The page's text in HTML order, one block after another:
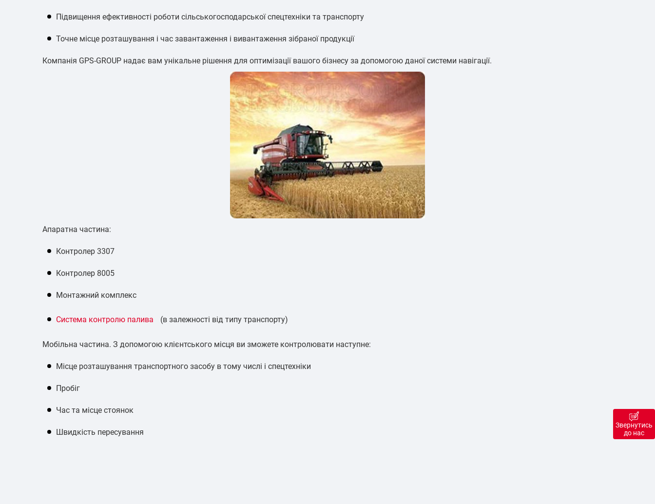
Підвищення ефективності роботи сільськогосподарської спецтехніки та транспорту
Точне місце розташування і час завантаження і вивантаження зібраної продукції
Компанія GPS-GROUP надає вам унікальне рішення для оптимізації вашого бізнесу за допомогою даної системи навігації.
Апаратна частина:
Контролер 3307
Контролер 8005
Монтажний комплекс
Система контролю палива (в залежності від типу транспорту)
Мобільна частина. З допомогою клієнтського місця ви зможете контролювати наступне:
Місце розташування транспортного засобу в тому числі і спецтехніки
Пробіг
Час та місце стоянок
Швидкість пересування